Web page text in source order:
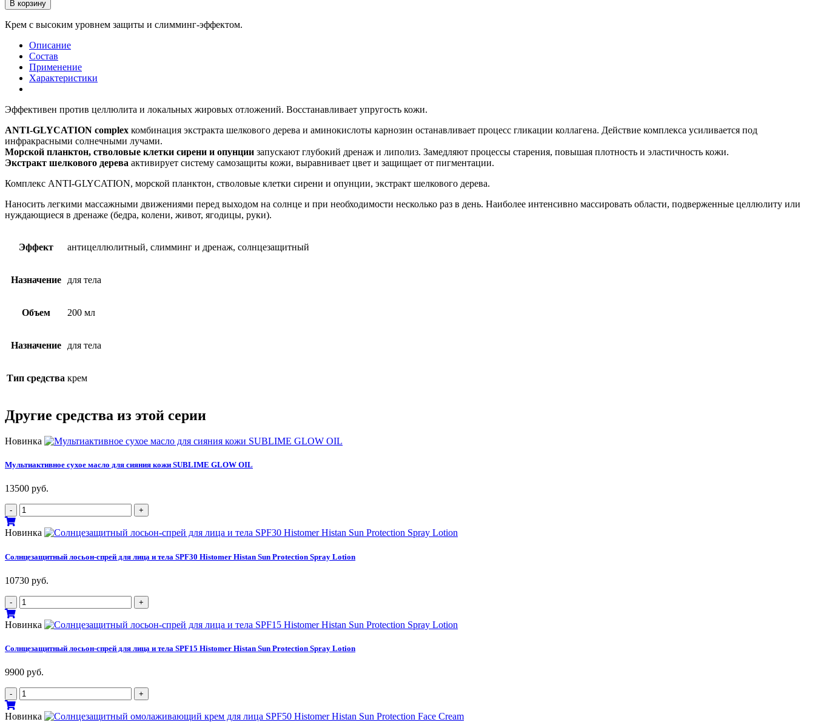
Солнцезащитный
крем
для
тела
SPF30
Histomer
Histan
Active
Body
В корзину
Крем с высоким уровнем защиты и слимминг-эффектом.
Описание
Состав
Применение
Характеристики
Эффективен против целлюлита и локальных жировых отложений. Восстанавливает упругость кожи.
ANTI-GLYCATION complex комбинация экстракта шелкового дерева и аминокислоты карнозин останавливает процесс гликации коллагена. Действие комплекса усиливается под
инфракрасными солнечными лучами.
Морской планктон, стволовые клетки сирени и опунции запускают глубокий дренаж и липолиз. Замедляют процессы старения, повышая плотность и эластичность кожи.
Экстракт шелкового дерева активирует систему самозащиты кожи, выравнивает цвет и защищает от пигментации.
Комплекс ANTI-GLYCATION, морской планктон, стволовые клетки сирени и опунции, экстракт шелкового дерева.
Наносить легкими массажными движениями перед выходом на солнце и при необходимости несколько раз в день. Наиболее интенсивно массировать области, подверженные целлюлиту или
нуждающиеся в дренаже (бедра, колени, живот, ягодицы, руки).
Эффект антицеллюлитный, слимминг и дренаж, солнцезащитный
Назначение для тела
Объем 200 мл
Назначение для тела
Тип средства крем
Другие средства из этой серии
Новинка
Мультиактивное сухое масло для сияния кожи SUBLIME GLOW OIL
13500 руб.
Количество
товара
Мультиактивное
масло
для
кожи
SUBLIME
GLOW
OIL
- +
Новинка
Cолнцезащитный лосьон-спрей для лица и тела SPF30 Histomer Histan Sun Protection Spray Lotion
10730 руб.
Количество
товара
Cолнцезащитный
спрей
для
и
тела
SPF30
Histomer
- +
Новинка
Cолнцезащитный лосьон-спрей для лица и тела SPF15 Histomer Histan Sun Protection Spray Lotion
9900 руб.
Количество
товара
Cолнцезащитный
- +
Новинка